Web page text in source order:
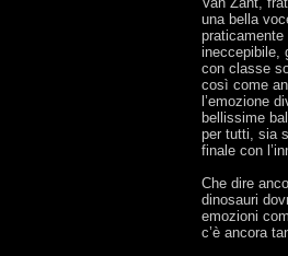
una bella
ineccepibile,
con classe
così come
l’emozione
bellissime
per tutti, sia
finale con
Che dire
dinosauri
emozioni
c’è ancora